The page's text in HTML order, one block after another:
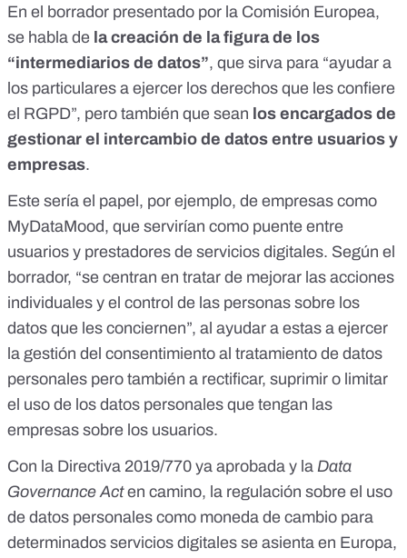
En el borrador presentado por la Comisión Europea,
se habla de la creación de la figura de los
“intermediarios de datos”, que sirva para “ayudar a
los particulares a ejercer los derechos que les confiere
el RGPD”, pero también que sean los encargados de
gestionar el intercambio de datos entre usuarios y
empresas.
Este sería el papel, por ejemplo, de empresas como
MyDataMood, que servirían como puente entre
usuarios y prestadores de servicios digitales. Según el
borrador, “se centran en tratar de mejorar las acciones
individuales y el control de las personas sobre los
datos que les conciernen”, al ayudar a estas a ejercer
la gestión del consentimiento al tratamiento de datos
personales pero también a rectificar, suprimir o limitar
el uso de los datos personales que tengan las
empresas sobre los usuarios.
Con la Directiva 2019/770 ya aprobada y la Data
Governance Acten camino, la regulación sobre el uso
de datos personales como moneda de cambio para
determinados servicios digitales se asienta en Europa,